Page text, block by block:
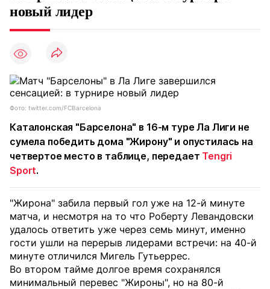
новый лидер
Фото: twitter.com/FCBarcelona
Каталонская "Барселона" в 16-м туре Ла Лиги не
сумела победить дома "Жирону" и опустилась на
четвертое место в таблице, передает Tengri
Sport.
"Жирона" забила первый гол уже на 12-й минуте
матча, и несмотря на то что Роберту Левандовски
удалось ответить уже через семь минут, именно
гости ушли на перерыв лидерами встречи: на 40-й
минуте отличился Мигель Гутьеррес.
Во втором тайме долгое время сохранялся
минимальный перевес "Жироны", но на 80-й